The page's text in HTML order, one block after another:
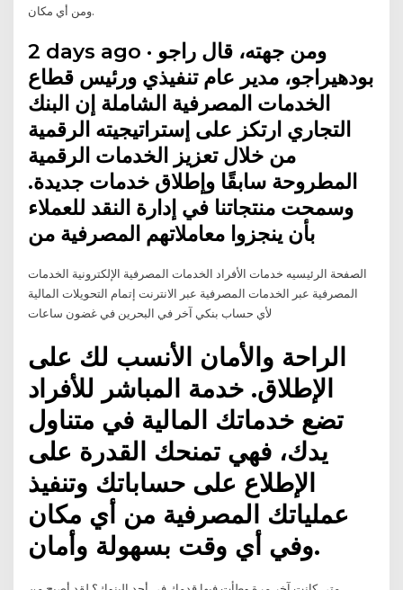
ومن أي مكان.
2 days ago · ومن جهته، قال راجو
بودهيراجو، مدير عام تنفيذي ورئيس قطاع
الخدمات المصرفية الشاملة إن البنك
التجاري ارتكز على إستراتيجيته الرقمية
من خلال تعزيز الخدمات الرقمية
المطروحة سابقًا وإطلاق خدمات جديدة.
وسمحت منتجاتنا في إدارة النقد للعملاء
بأن ينجزوا معاملاتهم المصرفية من
الصفحة الرئيسيه خدمات الأفراد الخدمات المصرفية الإلكترونية الخدمات
المصرفية عبر الخدمات المصرفية عبر الانترنت إتمام التحويلات المالية
لأي حساب بنكي آخر في البحرين في غضون ساعات
الراحة والأمان الأنسب لك على
الإطلاق. خدمة المباشر للأفراد
تضع خدماتك المالية في متناول
يدك، فهي تمنحك القدرة على
الإطلاع على حساباتك وتنفيذ
عملياتك المصرفية من أي مكان
وفي أي وقت بسهولة وأمان.